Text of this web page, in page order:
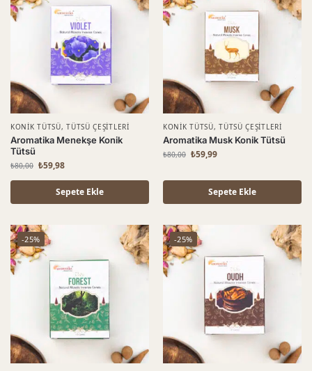
KONIK TÜTSÜ,TÜTSÜ ÇEŞITLERI
Aromatika Menekşe Konik
Tütsü
₺80,00 ₺59,98
Sepete Ekle
KONIK TÜTSÜ,TÜTSÜ ÇEŞITLERI
Aromatika Musk Konik Tütsü
₺80,00 ₺59,99
Sepete Ekle
-25% -25%